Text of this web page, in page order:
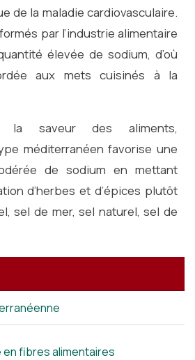
de la maladie cardiovasculaire.
par l’industrie alimentaire
élevée de sodium, d’où
aux mets cuisinés à la
la saveur des aliments,
méditerranéen favorise une
de sodium en mettant
d’herbes et d’épices plutôt
sel de mer, sel naturel, sel de
fibres alimentaires